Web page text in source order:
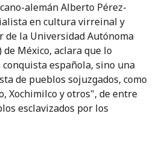
alemán Alberto Pérez-
en cultura virreinal y
de la Universidad Autónoma
México, aclara que lo
española, sino una
de pueblos sojuzgados, como
Xochimilco y otros", de entre
esclavizados por los